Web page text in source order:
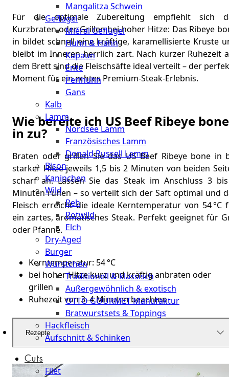
Mangalitza Schwein
Geflügel
Miéral Geflügel
Huhn & Hahn
Kapaun
Ente
Perlhuhn
Gans
Kalb
Lamm
Nordsee Lamm
Französisches Lamm
Donald Russell Lamm
Bison
Kaninchen
Wild
Reh
Rotwild
Elch
Dry-Aged
Burger
Würstchen
Traditionell & klassisch
Außergewöhnlich & exotisch
OTTO GOURMET Manufaktur
Bratwurstsets & Toppings
Hackfleisch
Aufschnitt & Schinken
Cuts
Filet
Für die optimale Zubereitung empfiehlt sich
Kurzbraten oder Grillen bei hoher Hitze: Das Ribeye
in bildet schnell eine kräftige, karamellisierte Kruste
bleibt im Inneren herrlich zart. Nach kurzer Ruhezeit
dem Brett sind die Fleischsäfte ideal verteilt – der
Moment für ein echtes Premium-Steak-Erlebnis.
Wie bereite ich US Beef Ribeye bone
in zu?
Braten oder grillen Sie das US Beef Ribeye bone in
starker Hitze jeweils 1,5 bis 2 Minuten von beiden
scharf an. Lassen Sie das Steak im Anschluss 3
Minuten ruhen – so verteilt sich der Saft optimal und
Fleisch erreicht die ideale Kerntemperatur von 54 °C
ein zartes, aromatisches Steak. Perfekt geeignet für
oder Pfanne.
Kerntemperatur: 54 °C
bei hoher Hitze kurz und kräftig anbraten oder
grillen
Ruhezeit von 3–4 Minuten beachten
Rezepte